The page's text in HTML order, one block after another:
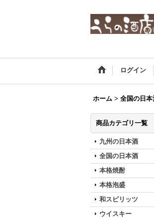
ログイン
ホーム > 全国の日本
商品カテゴリ一覧
九州の日本酒
全国の日本酒
本格焼酎
本格泡盛
和スピリッツ
ウイスキー